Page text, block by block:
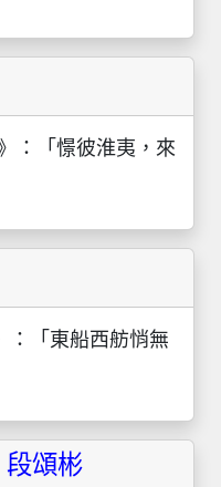
：「憬彼淮夷，來
：「東船西舫悄無
頌彬